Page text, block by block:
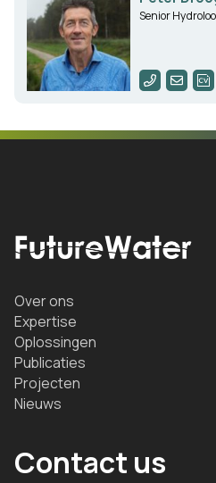
Senior
Over ons
Expertise
Oplossingen
Publicaties
Projecten
Nieuws
Contact us